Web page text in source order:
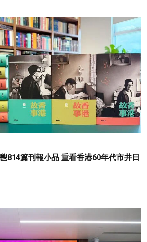
814篇刊報小品 重看香港60年代市井日